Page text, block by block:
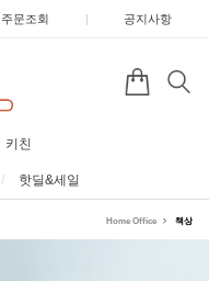
주문조회 | 공지사항
키친
핫딜&세일
Home Office 책상